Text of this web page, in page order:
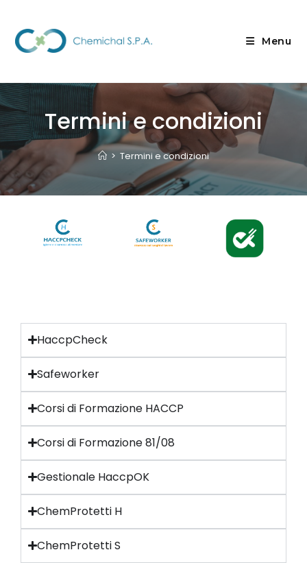
Menu
Termini e condizioni
> Termini e condizioni
HaccpCheck
Safeworker
Corsi di Formazione HACCP
Corsi di Formazione 81/08
Gestionale HaccpOK
ChemProtetti H
ChemProtetti S